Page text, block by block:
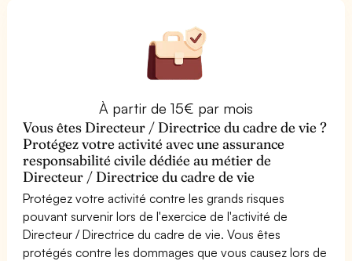
À partir de 15€ par mois
Vous êtes Directeur / Directrice du cadre de vie ?
Protégez votre activité avec une assurance
responsabilité civile dédiée au métier de
Directeur / Directrice du cadre de vie
Protégez votre activité contre les grands risques
pouvant survenir lors de l'exercice de l'activité de
Directeur / Directrice du cadre de vie. Vous êtes
protégés contre les dommages que vous causez lors de